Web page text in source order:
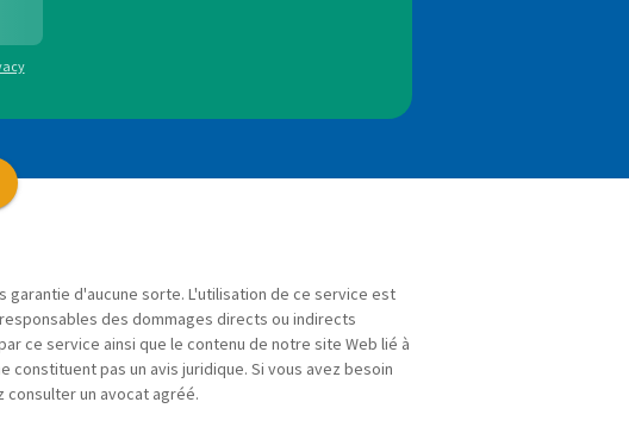
garantie d'aucune sorte. L'utilisation de ce service est
des dommages directs ou indirects
ce service ainsi que le contenu de notre site Web lié à
pas un avis juridique. Si vous avez besoin
un avocat agréé.